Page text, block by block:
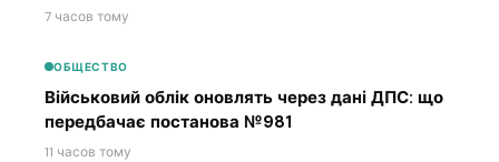
7 часов тому
ОБЩЕСТВО
Військовий облік оновлять через дані ДПС: що
передбачає постанова №981
11 часов тому